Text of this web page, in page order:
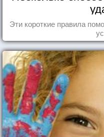
Эти короткие правила